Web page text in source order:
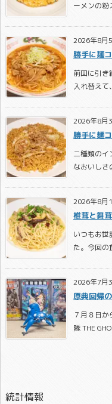
ーメンの粉
2026年8月
勝手に麺
前回に引き
入れ替えて
2026年8月
勝手に麺
二種類のイ
なおいしさ
2026年8月
椎茸と舞
いつもお世
た。今回の
2026年7月
原典回帰
７月８日
隊 THE
統計情報